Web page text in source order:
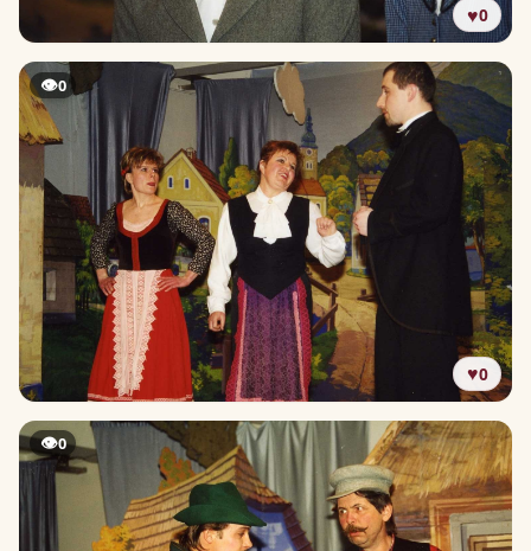
♥0
👁0
♥0
👁0